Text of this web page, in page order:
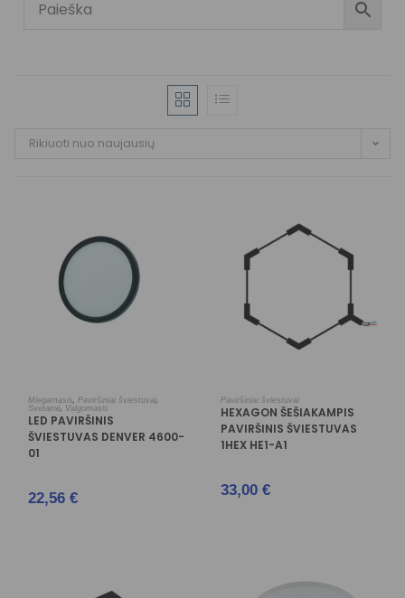
Rikiuoti nuo naujausių
Į KREPŠELĮ
Miegamasis, Paviršiniai šviestuvai,
Svetainė, Valgomasis
LED PAVIRŠINIS
ŠVIESTUVAS DENVER 4600-
01
22,56 €
Į KREPŠELĮ
Paviršiniai šviestuvai
HEXAGON ŠEŠIAKAMPIS
PAVIRŠINIS ŠVIESTUVAS
1HEX HE1-A1
33,00 €